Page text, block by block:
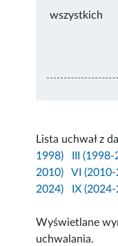
wszystkich
Lista uchwał z
1998)
III
2010)
VI
2024)
IX
Wyświetlane
uchwalania.